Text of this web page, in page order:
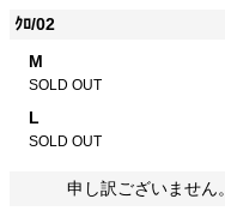
ｸﾛ/02
M
SOLD OUT
L
SOLD OUT
申し訳ございません